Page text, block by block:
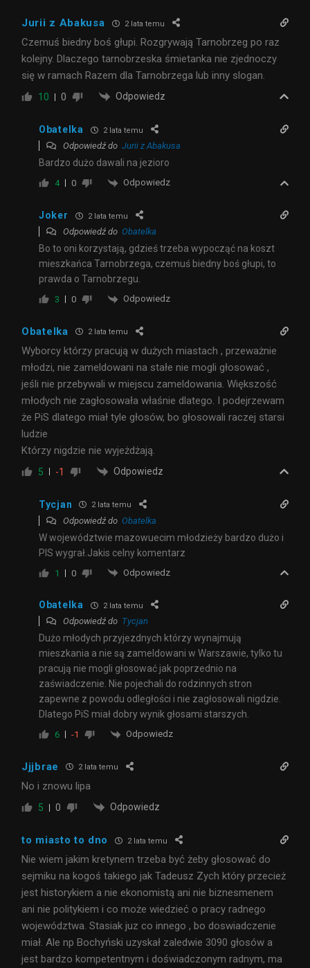
Jurii z Abakusa 2 lata temu
Czemuś biedny boś głupi. Rozgrywają Tarnobrzeg po raz
kolejny. Dlaczego tarnobrzeska śmietanka nie zjednoczy
się w ramach Razem dla Tarnobrzega lub inny slogan.
10 0 Odpowiedz
Obatelka 2 lata temu
Odpowiedź do Jurii z Abakusa
Bardzo dużo dawali na jezioro
4 0 Odpowiedz
Joker 2 lata temu
Odpowiedź do Obatelka
Bo to oni korzystają, gdzieś trzeba wypocząć na koszt
mieszkańca Tarnobrzega, czemuś biedny boś głupi, to
prawda o Tarnobrzegu.
3 0 Odpowiedz
Obatelka 2 lata temu
Wyborcy którzy pracują w dużych miastach , przeważnie
młodzi, nie zameldowani na stałe nie mogli głosować ,
jeśli nie przebywali w miejscu zameldowania. Większość
młodych nie zagłosowała właśnie dlatego. I podejrzewam
że PiS dlatego miał tyle głosów, bo głosowali raczej starsi
ludzie
Którzy nigdzie nie wyjeżdżają.
5 -1 Odpowiedz
Tycjan 2 lata temu
Odpowiedź do Obatelka
W województwie mazowuecim młodzieży bardzo dużo i
PIS wygrał.Jakis celny komentarz
1 0 Odpowiedz
Obatelka 2 lata temu
Odpowiedź do Tycjan
Dużo młodych przyjezdnych którzy wynajmują
mieszkania a nie są zameldowani w Warszawie, tylko tu
pracują nie mogli głosować jak poprzednio na
zaświadczenie. Nie pojechali do rodzinnych stron
zapewne z powodu odległości i nie zagłosowali nigdzie.
Dlatego PiS miał dobry wynik głosami starszych.
6 -1 Odpowiedz
Jjjbrae 2 lata temu
No i znowu lipa
5 0 Odpowiedz
to miasto to dno 2 lata temu
Nie wiem jakim kretynem trzeba być żeby głosować do
sejmiku na kogoś takiego jak Tadeusz Zych który przecież
jest historykiem a nie ekonomistą ani nie biznesmenem
ani nie politykiem i co może wiedzieć o pracy radnego
województwa. Stasiak juz co innego , bo doswiadczenie
miał. Ale np Bochyński uzyskał zaledwie 3090 głosów a
jest bardzo kompetentnym i doświadczonym radnym, ma